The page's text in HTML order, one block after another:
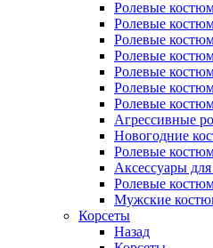
Ролевые
Ролевые
Ролевые
Ролевые
Ролевые
Ролевые
Ролевые
Агрессивные
Новогодние
Ролевые
Аксессуары
Ролевые
Мужские
Корсеты
Назад